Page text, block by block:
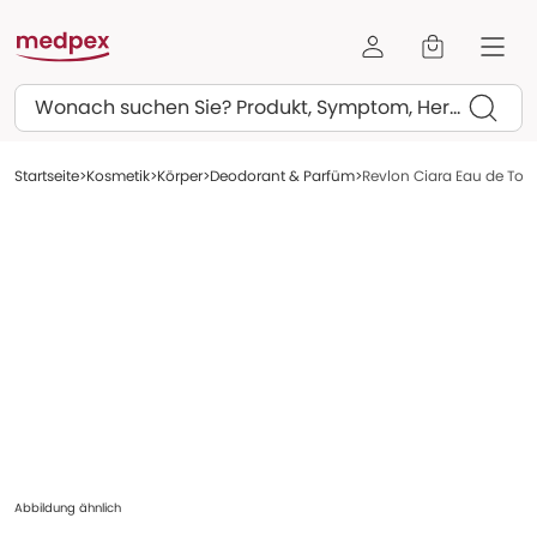
Suchen
Startseite Kosmetik Körper Deodorant & Parfüm Revlon Ciara Eau de
Abbildung ähnlich